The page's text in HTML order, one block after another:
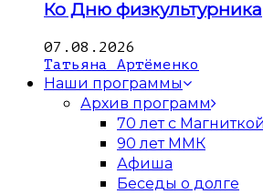
Ко Дню физкультурника
07.08.2026
Татьяна Артёменко
Наши программы
Архив программ
70 лет с Магниткой
90 лет ММК
Афиша
Беседы о долге